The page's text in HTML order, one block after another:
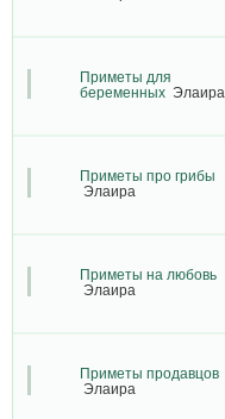
Приметы для
беременных Элаира
Приметы про грибы
Элаира
Приметы на любовь
Элаира
Приметы продавцов
Элаира